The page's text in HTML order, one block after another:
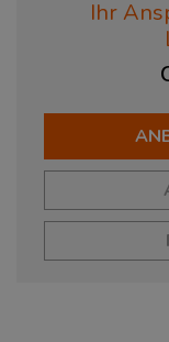
Ihr